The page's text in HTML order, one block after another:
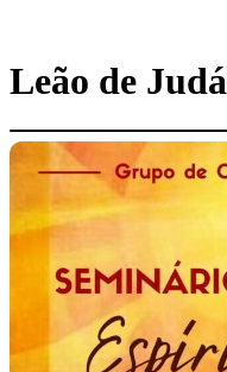
Leão de Judá